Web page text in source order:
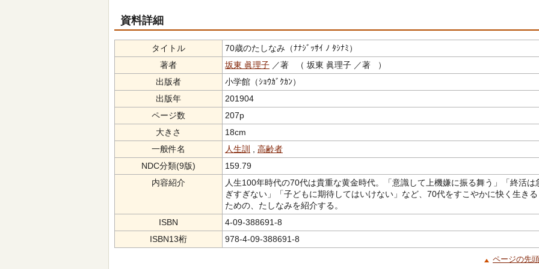
資料詳細
タイトル
70歳のたしなみ（ﾅﾅｼﾞｯｻｲ ﾉ ﾀｼﾅﾐ）
著者
坂東 眞理子 ／著 （ 坂東 眞理子 ／著 ）
出版者
小学館（ｼｮｳｶﾞｸｶﾝ）
出版年
201904
ページ数
207p
大きさ
18cm
一般件名
人生訓
高齢者
NDC分類(9版)
159.79
内容紹介
人生100年時代の70代は貴重な黄金時代。「意識して上機嫌に振る舞う」「終活は
ぎすぎない」「子どもに期待してはいけない」など、70代をすこやかに快く生きる
ための、たしなみを紹介する。
ISBN
4-09-388691-8
ISBN13桁
978-4-09-388691-8
ページの先